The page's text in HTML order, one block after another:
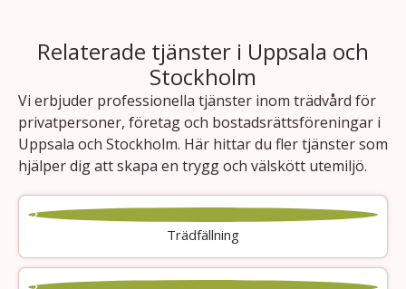
Relaterade tjänster i Uppsala och
Stockholm
Vi erbjuder professionella tjänster inom trädvård för
privatpersoner, företag och bostadsrättsföreningar i
Uppsala och Stockholm. Här hittar du fler tjänster som
hjälper dig att skapa en trygg och välskött utemiljö.
Trädfällning